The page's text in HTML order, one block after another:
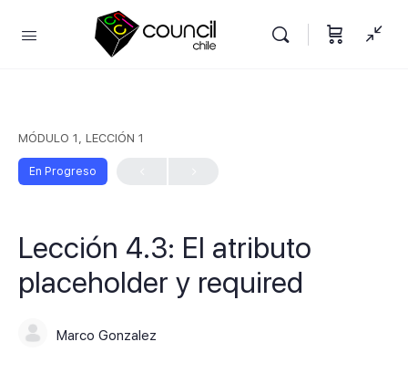
MÓDULO 1, LECCIÓN 1
En Progreso
Lección 4.3: El atributo
placeholder y required
Marco Gonzalez